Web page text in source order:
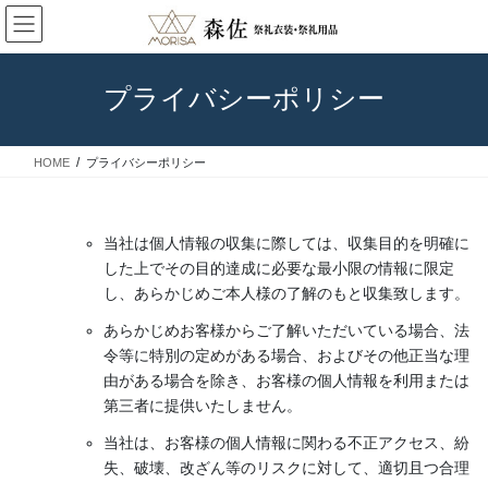
コ
ン
テ
移
ナ
ビ
ゲ
ン
プライバシーポリシー
HOME プライバシーポリシー
当社は個人情報の収集に際しては、収集目的を明確に
した上でその目的達成に必要な最小限の情報に限定
し、あらかじめご本人様の了解のもと収集致します。
あらかじめお客様からご了解いただいている場合、法
令等に特別の定めがある場合、およびその他正当な理
由がある場合を除き、お客様の個人情報を利用または
第三者に提供いたしません。
当社は、お客様の個人情報に関わる不正アクセス、紛
失、破壊、改ざん等のリスクに対して、適切且つ合理
◆エリアでみる石川のお祭り